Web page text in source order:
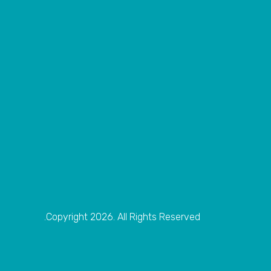
Copyright 2026. All Rights Reserved.